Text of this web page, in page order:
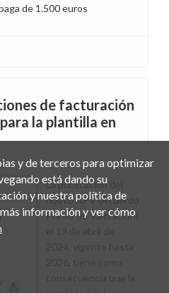
de 1.500 euros
de facturación
la plantilla en
La publicación del
nuevo APV (Acuerdo
Previo de Valoración)
y de terceros para optimizar
está dando su
y nuestra política de
información y ver cómo